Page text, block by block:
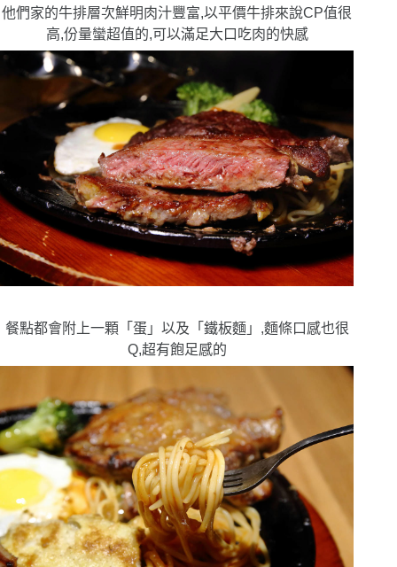
他們家的牛排層次鮮明肉汁豐富,以平價牛排來說CP值很
高,份量蠻超值的,可以滿足大口吃肉的快感
餐點都會附上一顆「蛋」以及「鐵板麵」,麵條口感也很
Q,超有飽足感的